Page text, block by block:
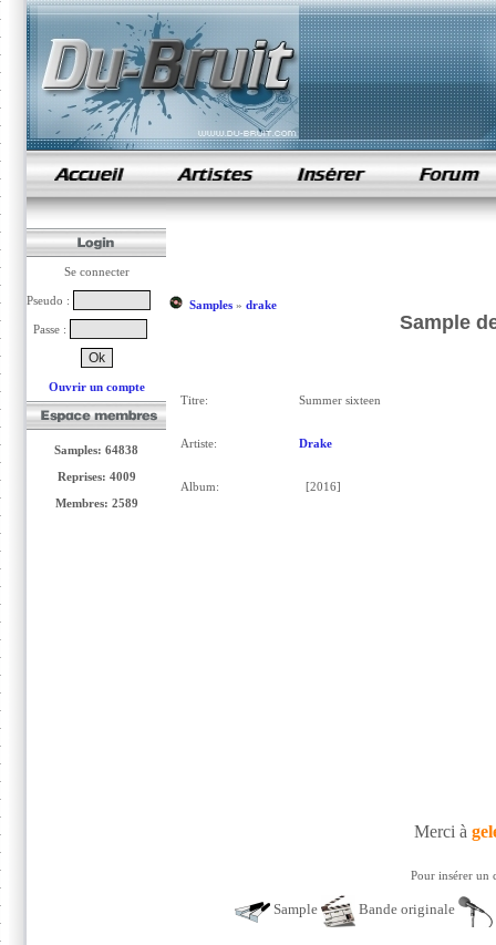
samples de rap
Se connecter
Pseudo :
Passe :
Ouvrir un compte
Samples: 64838
Reprises: 4009
Membres: 2589
Samples» drake
Sample
Titre: Summer sixteen
Artiste: Drake
Album: [2016]
Merci à
Pour insérer un
Sample Bande originale